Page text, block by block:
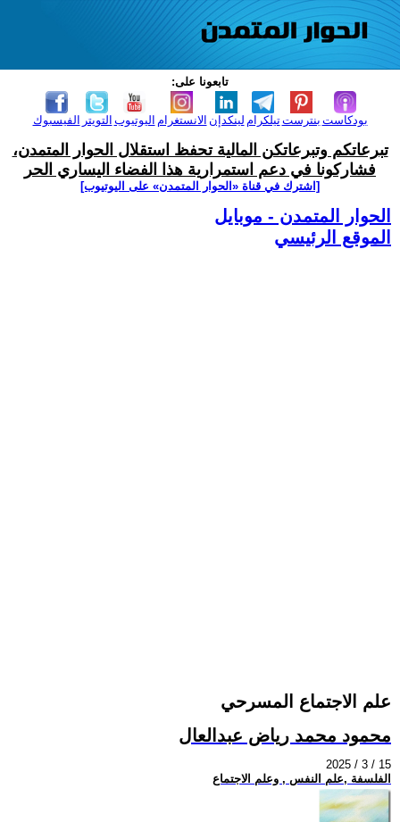
تابعونا على:
الفيسبوك التويتر اليوتيوب الانستغرام لينكدإن تيلكرامبنترست بودكاست
تبرعاتكم وتبرعاتكن المالية تحفظ استقلال الحوار المتمدن،
فشاركونا في دعم استمرارية هذا الفضاء اليساري الحر
[اشترك في قناة ‫«الحوار المتمدن» على اليوتيوب]
الحوار المتمدن - موبايل
الموقع الرئيسي
علم الاجتماع المسرحي
محمود محمد رياض عبدالعال
2025 / 3 / 15
الفلسفة ,علم النفس , وعلم الاجتماع